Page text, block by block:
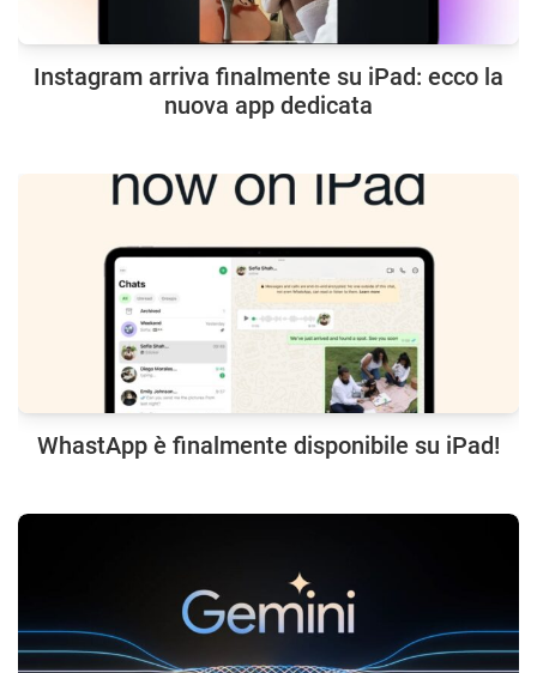
Instagram arriva finalmente su iPad: ecco la
nuova app dedicata
WhastApp è finalmente disponibile su iPad!